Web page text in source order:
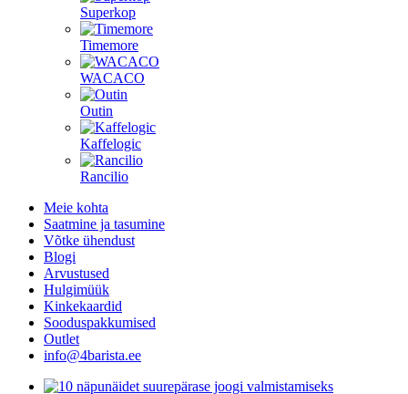
Superkop
Timemore
WACACO
Outin
Kaffelogic
Rancilio
Meie kohta
Saatmine ja tasumine
Võtke ühendust
Blogi
Arvustused
Hulgimüük
Kinkekaardid
Sooduspakkumised
Outlet
info@4barista.ee